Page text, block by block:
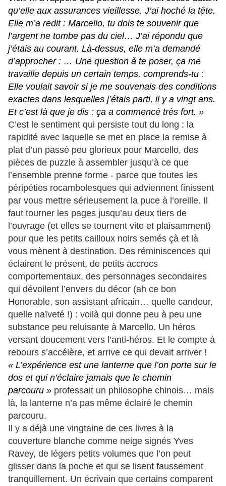
qu’elle aux assurances vieillesse. J’ai hoché la tête.
Elle m’a redit : Marcello, tu dois te souvenir que
l’argent ne tombe pas du ciel… J’ai répondu que
j’étais au courant. Là-dessus, elle m’a demandé
d’approcher : … Une question à te poser, ça me
travaille depuis un certain temps, comprends-tu :
Elle voulait savoir si je me souvenais des conditions
exactes dans lesquelles j’étais parti, il y a vingt ans.
Et c’est là que je dis : ça a commencé très fort. »
C’est le sentiment qui persiste tout du long : la
rapidité avec laquelle se met en place la remise à
plat d’un passé peu glorieux pour Marcello, des
pièces de puzzle à assembler jusqu’à ce que
l’ensemble prenne forme - parce que toutes les
péripéties rocambolesques qui adviennent finissent
par vous mettre sérieusement la puce à l’oreille. Il
faut tourner les pages jusqu’au deux tiers de
l’ouvrage (et elles se tournent vite et plaisamment)
pour que les petits cailloux noirs semés çà et là
vous mènent à destination. Des réminiscences qui
éclairent le présent, de petits accrocs
comportementaux, des personnages secondaires
qui dévoilent l’envers du décor (ah ce bon
Honorable, son assistant africain… quelle candeur,
quelle naïveté !) : voilà qui donne peu à peu une
substance peu reluisante à Marcello. Un héros
versant doucement vers l’anti-héros. Et le compte à
rebours s’accélère, et arrive ce qui devait arriver !
« L’expérience est une lanterne que l’on porte sur le
dos et qui n’éclaire jamais que le chemin
parcouru » professait un philosophe chinois… mais
là, la lanterne n’a pas même éclairé le chemin
parcouru.
Il y a déjà une vingtaine de ces livres à la
couverture blanche comme neige signés Yves
Ravey, de légers petits volumes que l’on peut
glisser dans la poche et qui se lisent faussement
tranquillement. Un écrivain que certains comparent